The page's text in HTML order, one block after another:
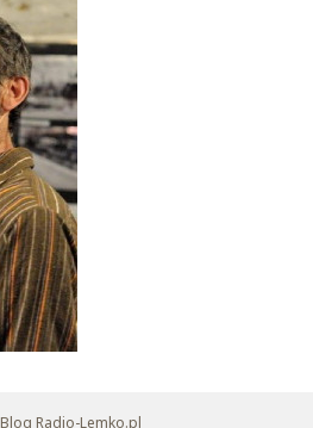
Kategorie
Blog Radio-Lemko.pl